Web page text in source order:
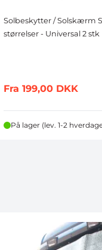
Solbeskytter / Solskærm
størrelser - Universal 2 stk
Fra 199,00 DKK
På lager (lev. 1-2